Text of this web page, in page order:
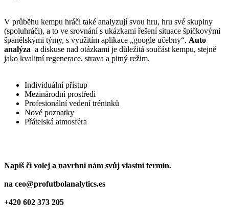
V průběhu kempu hráči také analyzují svou hru, hru své skupiny
(spoluhráči), a to ve srovnání s ukázkami řešení situace špičkovými
španělskými týmy, s využitím aplikace „google učebny“. Auto
analýza a diskuse nad otázkami je důležitá součást kempu, stejně
jako kvalitní regenerace, strava a pitný režim.
Individuální přístup
Mezinárodní prostředí
Profesionální vedení tréninků
Nové poznatky
Přátelská atmosféra
Napiš či volej a navrhni nám svůj vlastní termín.
na ceo@profutbolanalytics.es
+420 602 373 205